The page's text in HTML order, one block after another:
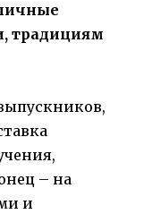
традициям
– на
и